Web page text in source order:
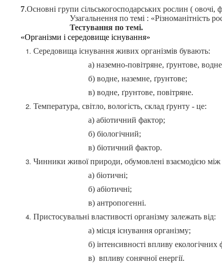
7.Основні групи сільськогосподарських рослин ( овочі,
Узагальнення по темі : «Різноманітність
Тестування по темі.
«Організми і середовище існування»
Середовища існування живих організмів бувають:
а) наземно-повітряне, ґрунтове,
б) водне, наземне, ґрунтове;
в) водне, ґрунтове, повітряне.
Температура, світло, вологість, склад ґрунту - це:
а) абіотичний фактор;
б) біологічний;
в) біотичний фактор.
Чинники живої природи, обумовлені взаємодією
а) біотичні;
б) абіотичні;
в) антропогенні.
Пристосувальні властивості організму залежать від:
а) місця існування організму;
б) інтенсивності впливу екологічних
в) впливу сонячної енергії.